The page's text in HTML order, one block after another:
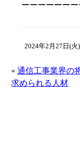
ーーーーーー
2024年2月27日(火
«通信工事業界の
求められる人材